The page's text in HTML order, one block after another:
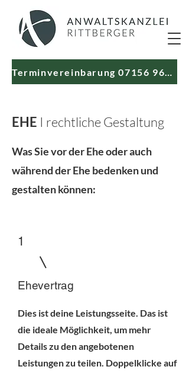
EHE I rechtliche Gestaltung
Was Sie vor der Ehe oder auch
während der Ehe bedenken und
gestalten können:
1
Ehevertrag
Dies ist deine Leistungsseite. Das ist
die ideale Möglichkeit, um mehr
Details zu den angebotenen
Leistungen zu teilen. Doppelklicke auf